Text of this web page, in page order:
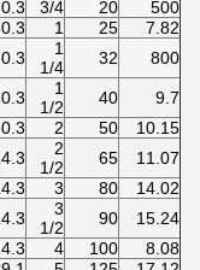
500
20
3/4
7.82
25
1
800
32
1
1/4
9.7
40
1
1/2
10.15
50
2
11.07
65
2
1/2
14.02
80
3
15.24
90
3
1/2
8.08
100
4